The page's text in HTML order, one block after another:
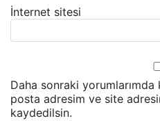
İnternet sitesi
Daha sonraki yorumlarımda
posta adresim ve site
kaydedilsin.